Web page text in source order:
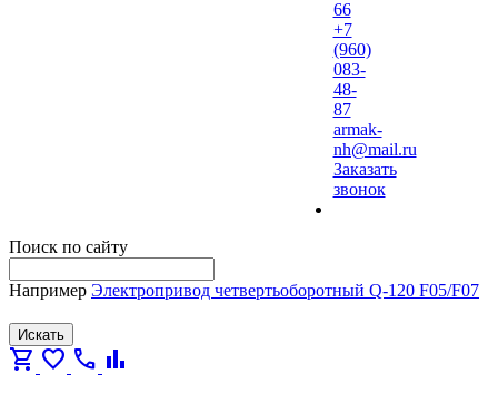
66
+7
(960)
083-
48-
87
armak-
nh@mail.ru
Заказать
звонок
Поиск по сайту
Например Электропривод четвертьоборотный Q-120 F05/F07
Искать
shopping_cart favorite call bar_chart